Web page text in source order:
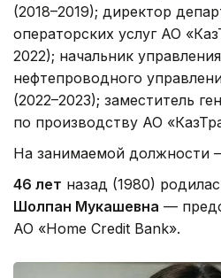
(2018–2019); директор
операторских услуг АО
2022); начальник
нефтепроводного
(2022–2023); заместитель
по производству АО
На занимаемой должности
46 лет назад (1980)
Шолпан Мукашевна —
АО «Home Credit Bank».